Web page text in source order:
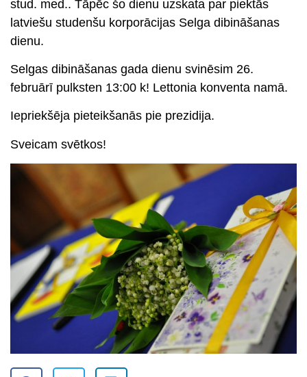
stud. med.. Tāpēc šo dienu uzskata par piektās
latviešu studenšu korporācijas Selga dibināšanas
dienu.
Selgas dibināšanas gada dienu svinēsim 26.
februārī pulksten 13:00 k! Lettonia konventa namā.
Iepriekšēja pieteikšanās pie prezidija.
Sveicam svētkos!